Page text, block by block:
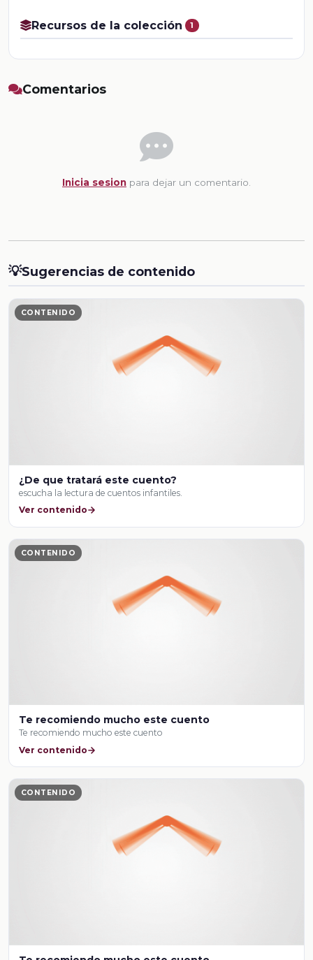
Recursos de la colección 1
Comentarios
Inicia sesion para dejar un comentario.
💡Sugerencias de contenido
CONTENIDO
¿De que tratará este cuento?
escucha la lectura de cuentos infantiles.
Ver contenido
CONTENIDO
Te recomiendo mucho este cuento
Te recomiendo mucho este cuento
Ver contenido
CONTENIDO